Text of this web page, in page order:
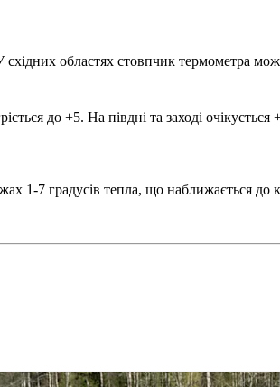
східних областях стовпчик термометра
до +5. На півдні та заході
1-7 градусів тепла, що наближається до